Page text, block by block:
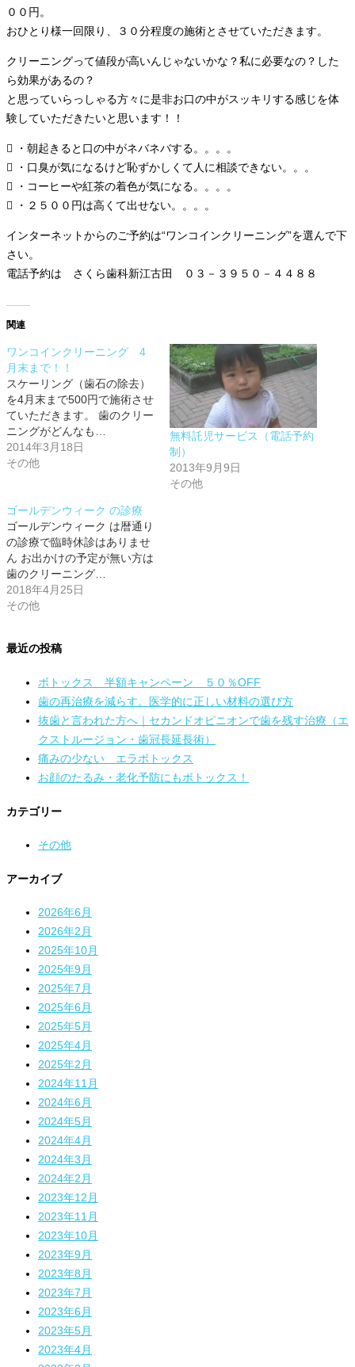
００円。
おひとり様一回限り、３０分程度の施術とさせていただきます。
クリーニングって値段が高いんじゃないかな？私に必要なの？した
ら効果があるの？
と思っていらっしゃる方々に是非お口の中がスッキリする感じを体
験していただきたいと思います！！
 ・朝起きると口の中がネバネバする。。。。
 ・口臭が気になるけど恥ずかしくて人に相談できない。。。
 ・コーヒーや紅茶の着色が気になる。。。。
 ・２５００円は高くて出せない。。。。
インターネットからのご予約は“ワンコインクリーニング”を選んで下
さい。
電話予約は さくら歯科新江古田 ０３－３９５０－４４８８
関連
ワンコインクリーニング 4
月末まで！！
スケーリング（歯石の除去）
を4月末まで500円で施術させ
ていただきます。 歯のクリー
ニングがどんなも…
2014年3月18日
その他
無料託児サービス（電話予約
制）
2013年9月9日
その他
ゴールデンウィーク の診療
ゴールデンウィーク は暦通り
の診療で臨時休診はありませ
ん お出かけの予定が無い方は
歯のクリーニング…
2018年4月25日
その他
最近の投稿
ボトックス 半額キャンペーン ５０％OFF
歯の再治療を減らす。医学的に正しい材料の選び方
抜歯と言われた方へ｜セカンドオピニオンで歯を残す治療（エ
クストルージョン・歯冠長延長術）
痛みの少ない エラボトックス
お顔のたるみ・老化予防にもボトックス！
カテゴリー
その他
アーカイブ
2026年6月
2026年2月
2025年10月
2025年9月
2025年7月
2025年6月
2025年5月
2025年4月
2025年2月
2024年11月
2024年6月
2024年5月
2024年4月
2024年3月
2024年2月
2023年12月
2023年11月
2023年10月
2023年9月
2023年8月
2023年7月
2023年6月
2023年5月
2023年4月